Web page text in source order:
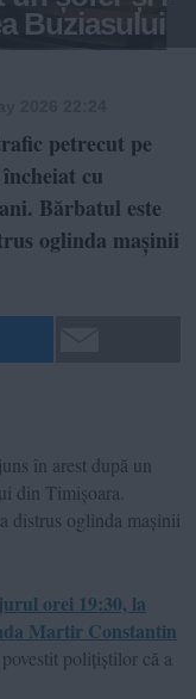
Buziasului
petrecut pe
cu
Bărbatul este
oglinda mașinii
în arest după un
din Timișoara.
distrus oglinda mașinii
orei 19:30, la
Martir Constantin
polițiștilor că a